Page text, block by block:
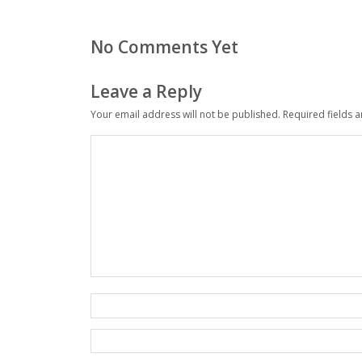
No Comments Yet
Leave a Reply
Your email address will not be published. Required fields